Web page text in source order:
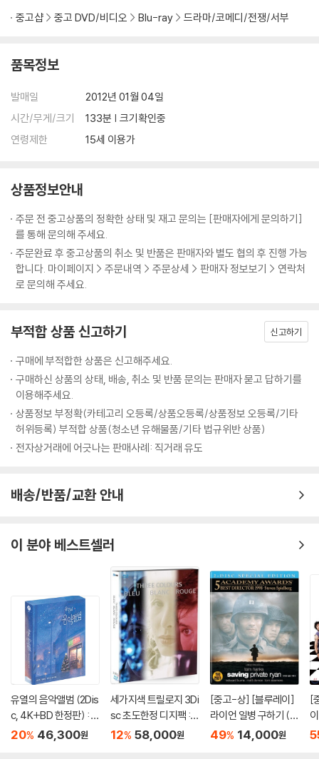
중고샵 중고 DVD/비디오 Blu-ray 드라마/코메디/전쟁/서부
품목정보
발매일
2012년 01월 04일
시간/무게/크기
133분 | 크기확인중
연령제한
15세 이용가
상품정보안내
주문 전 중고상품의 정확한 상태 및 재고 문의는 [판매자에게 문의하기]
를 통해 문의해 주세요.
주문완료 후 중고상품의 취소 및 반품은 판매자와 별도 협의 후 진행 가능
합니다. 마이페이지 > 주문내역 > 주문상세 > 판매자 정보보기 > 연락처
로 문의해 주세요.
부적합 상품 신고하기 신고하기
구매에 부적합한 상품은 신고해주세요.
구매하신 상품의 상태, 배송, 취소 및 반품 문의는 판매자 묻고 답하기를
이용해주세요.
상품정보 부정확(카테고리 오등록/상품오등록/상품정보 오등록/기타
허위등록) 부적합 상품(청소년 유해물품/기타 법규위반 상품)
전자상거래에 어긋나는 판매사례: 직거래 유도
배송/반품/교환 안내
이 분야 베스트셀러
유열의 음악앨범 (2Dis
c, 4K+BD 한정판) : 블
루레이
20% 46,300원
세가지색 트릴로지 3Di
sc 초도한정 디지팩 :
블루레이
12% 58,000원
[중고-상] [블루레이]
라이언 일병 구하기 (2
disc)
49% 14,000원
[